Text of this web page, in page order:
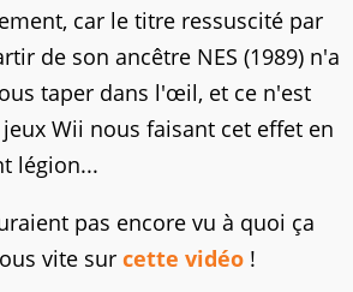
car le titre ressuscité par
de son ancêtre NES (1989) n'a
taper dans l'œil, et ce n'est
Wii nous faisant cet effet en
légion...
pas encore vu à quoi ça
vite sur cette vidéo !